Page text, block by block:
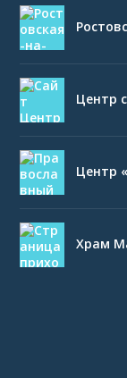
Центр
Центр
Храм